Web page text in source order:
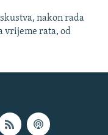
nakon rada
vrijeme rata, od